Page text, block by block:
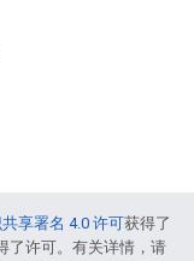
享署名 4.0 许可获得了
了许可。有关详情，请